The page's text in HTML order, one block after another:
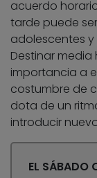
acuerdo
tarde puede
adolescentes
Destinar
importancia a
costumbre de
dota de un
introducir
EL SÁBADO